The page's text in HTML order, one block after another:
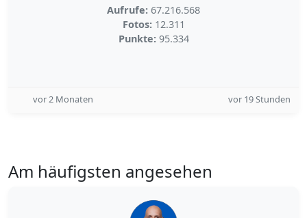
Aufrufe: 67.216.568
Fotos: 12.311
Punkte: 95.334
vor 2 Monaten vor 19 Stunden
Am häufigsten angesehen